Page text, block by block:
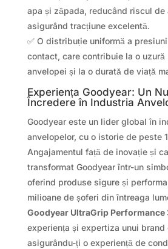
apa și zăpada, reducând riscul de
asigurând tracțiune excelentă.
✅ O distribuție uniformă a
contact, care contribuie la o uzură
anvelopei și la o durată de viață
Experiența Goodyear: Un
Încredere în Industria
Goodyear este un lider global în
anvelopelor, cu o istorie de peste
Angajamentul față de inovație și
transformat Goodyear într-un
oferind produse sigure și
milioane de șoferi din întreaga
Goodyear UltraGrip Performance
experiența și expertiza unui brand
asigurându-ți o experiență de